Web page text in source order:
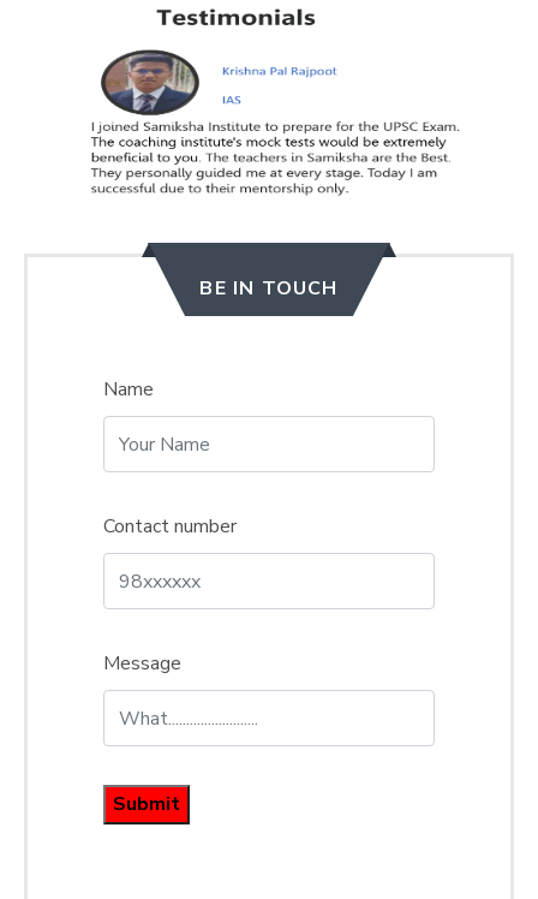
BE IN TOUCH
Name
Contact number
Message
Submit